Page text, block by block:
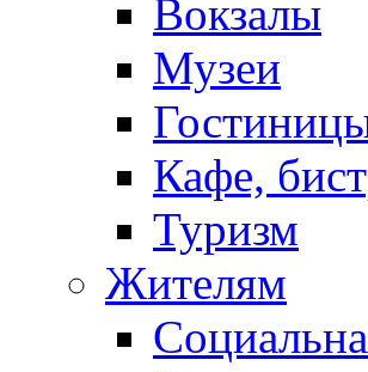
Вокзалы
Музеи
Кафе,
Туризм
Жителям